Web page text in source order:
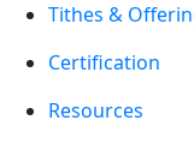
Tithes &
Certification
Resources